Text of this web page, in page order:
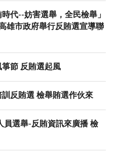
代--妨害選舉，全民檢舉」
雄市政府舉行反賄選宣導聯
節 反賄選起風
反賄選 檢舉賄選作伙來
員選舉-反賄資訊來廣播 檢